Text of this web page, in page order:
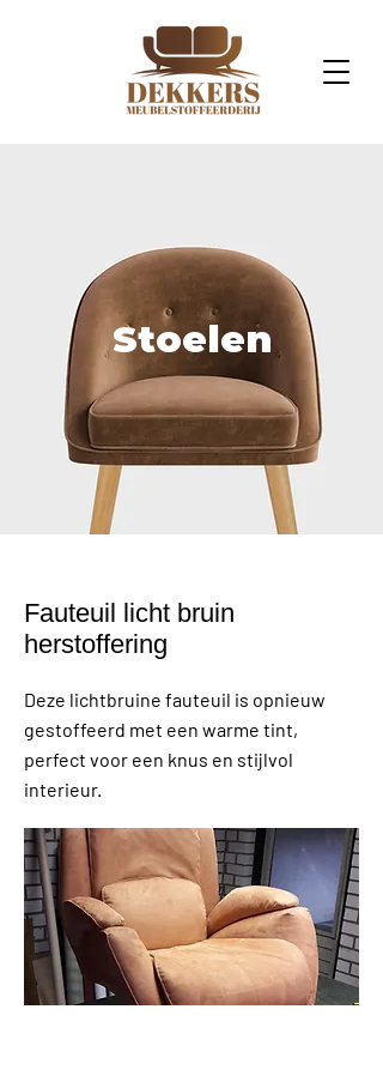
Stoelen
Fauteuil licht bruin
herstoffering
Deze lichtbruine fauteuil is opnieuw
gestoffeerd met een warme tint,
perfect voor een knus en stijlvol
interieur.